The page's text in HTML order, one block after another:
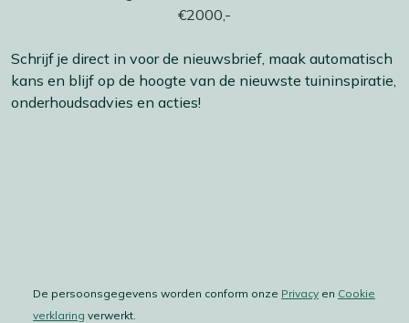
Schrijf je direct in voor de nieuwsbrief, maak automatisch
kans en blijf op de hoogte van de nieuwste tuininspiratie,
onderhoudsadvies en acties!
De persoonsgegevens worden conform onze Privacy en Cookie
verklaring verwerkt.